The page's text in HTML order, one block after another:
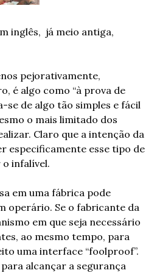
inglês,  já meio antiga,
pejorativamente,
é algo como “à prova de
se de algo tão simples e fácil
o mais limitado dos
Claro que a intenção da
especificamente esse tipo de
o infalível.
em uma fábrica pode
operário. Se o fabricante da
em que seja necessário
ao mesmo tempo, para
uma interface “foolproof”.
alcançar a segurança